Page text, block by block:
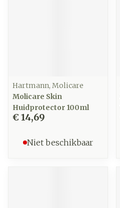
Hartmann, Molicare
Molicare Skin
Huidprotector 100ml
€ 14,69
Niet beschikbaar